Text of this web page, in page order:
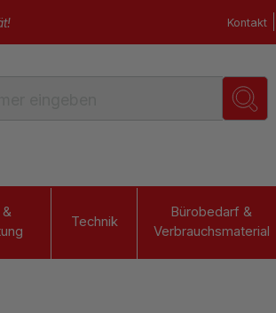
Kontakt
Technik
Bürobedarf &
Verbrauchsmaterial